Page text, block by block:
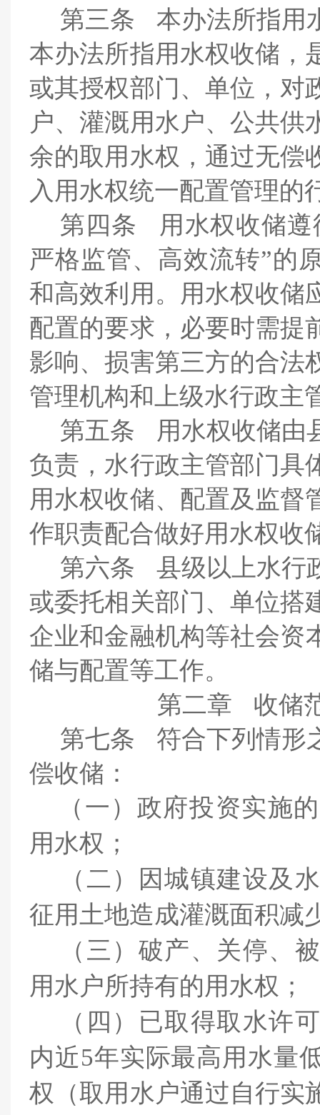
第三条
本办法所指用
本办法所指用水权收储，
或其授权部门、单位，对
户、灌溉用水户、公共供
余的取用水权，通过无偿
入用水权统一配置管理的
第四条
用水权收储
严格监管、高效流转”的
和高效利用。用水权收储
配置的要求，必要时需提
影响、损害第三方的合法
管理机构和上级水行政主
第五条
用水权收储由
负责，水行政主管部门具
用水权收储、配置及监督
作职责配合做好用水权收
第六条
县级以上水行
或委托相关部门、单位搭
企业和金融机构等社会资
储与配置等工作。
第二章
收储
第七条
符合下列情形
偿收储：
（一） 政府投资实施
用水权 ；
（二）
因城镇建设及
征用土地造成灌溉面积减
（三） 破产、关停、
用水户所持有的用水权；
（四） 已取得取水许
内近5年实际最高用水量
权（取用水户通过自行实